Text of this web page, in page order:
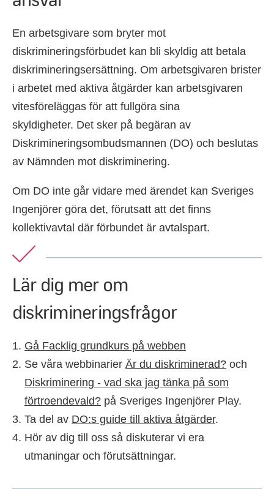
En arbetsgivare som bryter mot
diskrimineringsförbudet kan bli skyldig att betala
diskrimineringsersättning. Om arbetsgivaren brister
i arbetet med aktiva åtgärder kan arbetsgivaren
vitesföreläggas för att fullgöra sina
skyldigheter. Det sker på begäran av
Diskrimineringsombudsmannen (DO) och beslutas
av Nämnden mot diskriminering.
Om DO inte går vidare med ärendet kan Sveriges
Ingenjörer göra det, förutsatt att det finns
kollektivavtal där förbundet är avtalspart.
Lär dig mer om
diskrimineringsfrågor
Gå Facklig grundkurs på webben
Se våra webbinarier Är du diskriminerad? och
Diskriminering - vad ska jag tänka på som
förtroendevald? på Sveriges Ingenjörer Play.
Ta del av DO:s guide till aktiva åtgärder.
Hör av dig till oss så diskuterar vi era
utmaningar och förutsättningar.